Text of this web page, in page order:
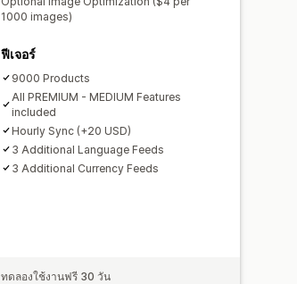
1000 images)
ฟีเจอร์
9000 Products
All PREMIUM - MEDIUM Features
included
Hourly Sync (+20 USD)
3 Additional Language Feeds
3 Additional Currency Feeds
ทดลองใช้งานฟรี 30 วัน